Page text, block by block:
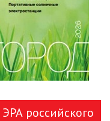
И ДОСТАВКА
ВОПРОС
ЗАЯВКА
российского